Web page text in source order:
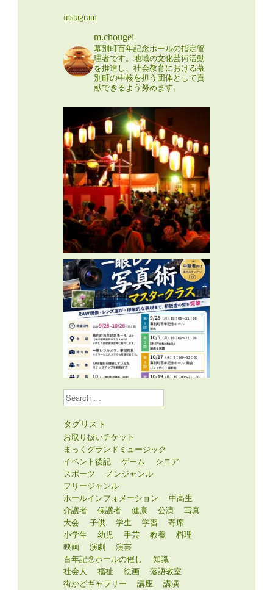
instagram
m.chougei
幕別町百年記念ホールの指定管
理者です。地域の文化芸術活動
を推進し、社会教育における幕
別町の中核を担う団体として貢
献できるよう努めます。
Search
タグリスト
お取り扱いチケット
まっくグランドミュージック
イベント後記
ゲーム
シニア
スポーツ
ノンジャンル
フリージャンル
ホールインフォメーション
中高生
介護者
保護者 健康 公演
写真
大会
子供 学生 学習
寄席
小学生
幼児 手芸 教養
料理
映画
演劇
演芸
百年記念ホールの催し
知識
社会人
福祉 絵画
落語教室
街かどギャラリー
講座
講演